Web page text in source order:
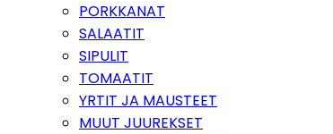
PORKKANAT
SALAATIT
SIPULIT
TOMAATIT
YRTIT JA MAUSTEET
MUUT JUUREKSET